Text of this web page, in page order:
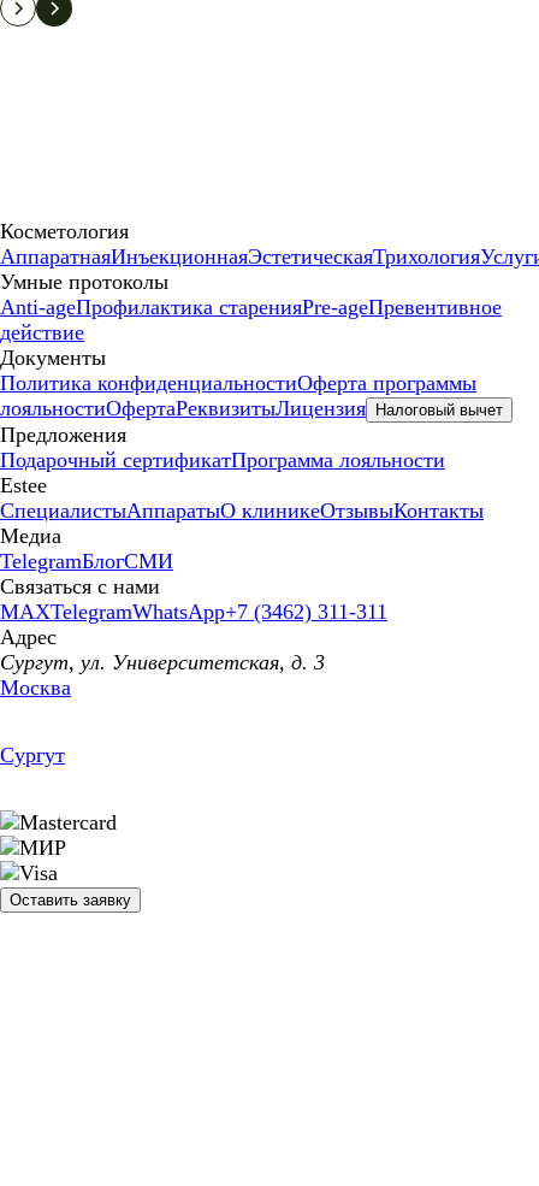
Косметология
АппаратнаяИнъекционнаяЭстетическаяТрихология
Умные протоколы
Anti-ageПрофилактика старенияPre-ageПревентивное
действие
Документы
Политика конфиденциальностиОферта программы
лояльностиОфертаРеквизитыЛицензия Налоговый вычет
Предложения
Подарочный сертификатПрограмма лояльности
Estee
СпециалистыАппаратыО клиникеОтзывыКонтакты
Медиа
TelegramБлогСМИ
Связаться с нами
MAXTelegramWhatsApp+7 (3462) 311-311
Адрес
Сургут, ул. Университетская, д. 3
Москва
Сургут
Оставить заявку